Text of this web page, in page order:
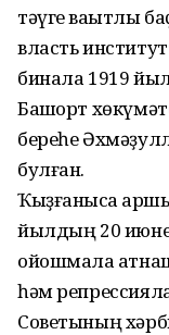
тәүге ваҡытлы
власть
бинала 1919
Башҡорт
береһе
булған.
Ҡыҙғанысҡа
йылдың 20
ойошмала
һәм
Советының